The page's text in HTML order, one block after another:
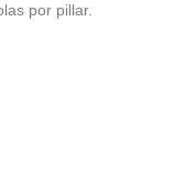
por pillar.